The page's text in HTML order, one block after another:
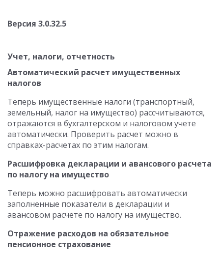
Версия 3.0.32.5
Учет, налоги, отчетность
Автоматический расчет имущественных
налогов
Теперь имущественные налоги (транспортный,
земельный, налог на имущество) рассчитываются,
отражаются в бухгалтерском и налоговом учете
автоматически. Проверить расчет можно в
справках-расчетах по этим налогам.
Расшифровка декларации и авансового расчета
по налогу на имущество
Теперь можно расшифровать автоматически
заполненные показатели в декларации и
авансовом расчете по налогу на имущество.
Отражение расходов на обязательное
пенсионное страхование